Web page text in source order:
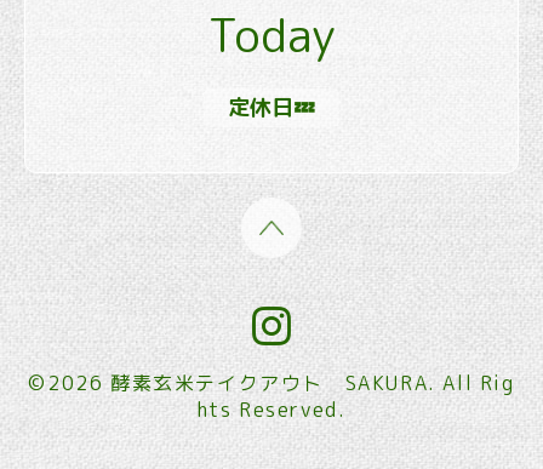
Today
定休日💤
©2026酵素玄米テイクアウト SAKURA. All Rig
hts Reserved.